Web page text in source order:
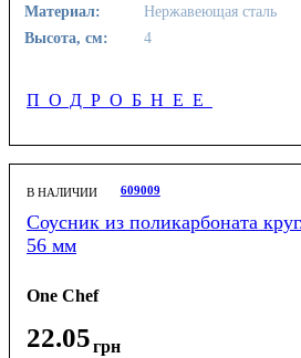
Материал:
Нержавеющая сталь
Высота, см:
4
ПОДРОБНЕЕ
В НАЛИЧИИ 609009
Соусник из поликарбоната
56 мм
One Chef
22.05грн